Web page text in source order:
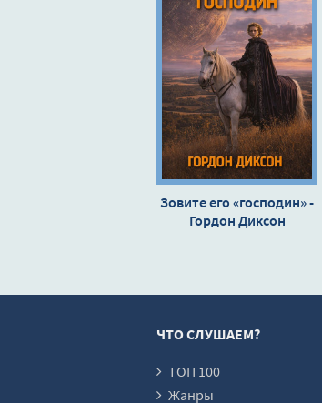
Зовите его «господин» -
Гордон Диксон
ЧТО СЛУШАЕМ?
ТОП 100
Жанры